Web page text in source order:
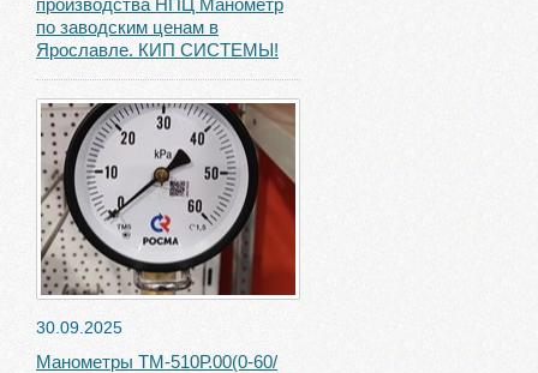
производства НПЦ Манометр
по заводским ценам в
Ярославле. КИП СИСТЕМЫ!
30.09.2025
Манометры ТМ-510Р.00(0-60/